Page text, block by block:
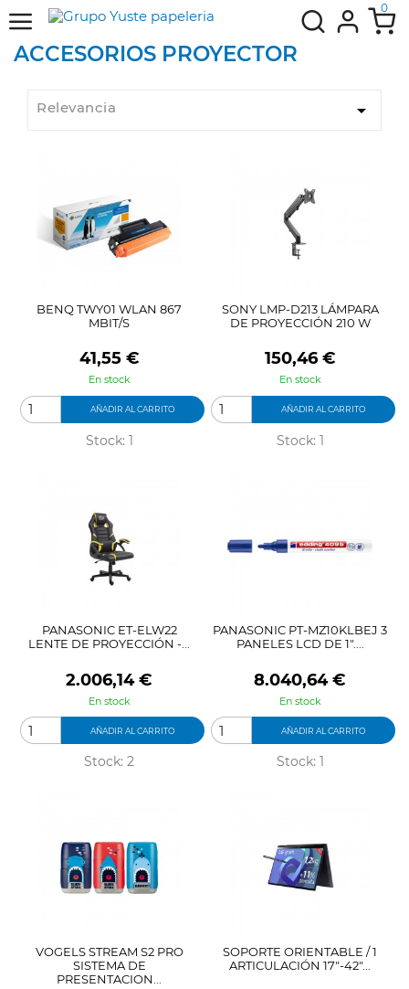
0
ACCESORIOS PROYECTOR
Relevancia 
BENQ TWY01 WLAN 867
MBIT/S
Precio
41,55 €
En stock
AÑADIR AL CARRITO
Stock: 1
SONY LMP-D213 LÁMPARA
DE PROYECCIÓN 210 W
Precio
150,46 €
En stock
AÑADIR AL CARRITO
Stock: 1
PANASONIC ET-ELW22
LENTE DE PROYECCIÓN -...
Precio
2.006,14 €
En stock
AÑADIR AL CARRITO
Stock: 2
PANASONIC PT-MZ10KLBEJ 3
PANELES LCD DE 1"....
Precio
8.040,64 €
En stock
AÑADIR AL CARRITO
Stock: 1
VOGELS STREAM S2 PRO
SISTEMA DE
PRESENTACION...
SOPORTE ORIENTABLE / 1
ARTICULACIÓN 17"-42"...